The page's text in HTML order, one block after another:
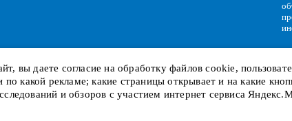
Политика обработки персональных данных
KBPCopyright ©
вы даете согласие на обработку файловcookie,
по какой рекламе; какие страницы открывает и на какие
и обзоров с участием интернет сервиса